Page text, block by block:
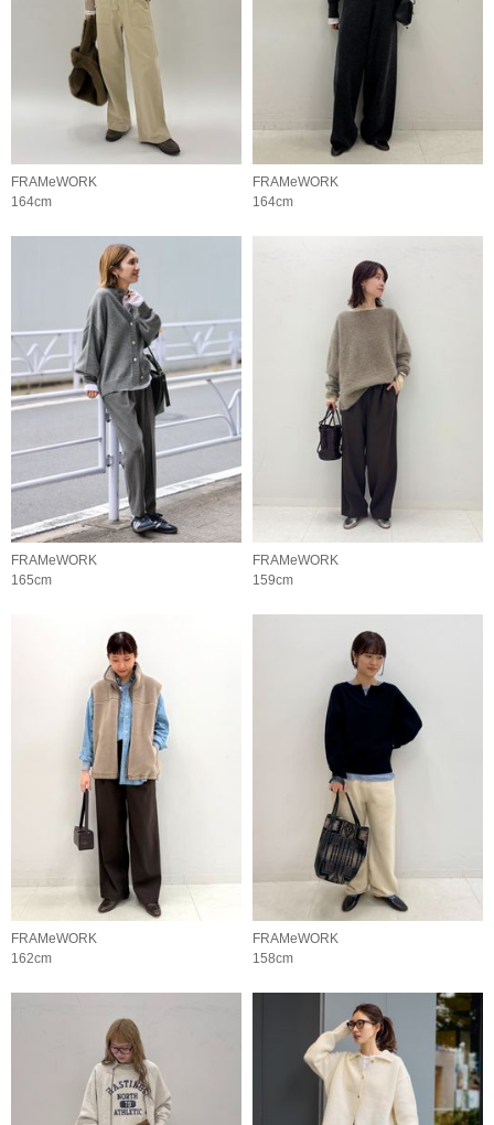
FRAMeWORK
164cm
FRAMeWORK
164cm
FRAMeWORK
165cm
FRAMeWORK
159cm
FRAMeWORK
162cm
FRAMeWORK
158cm